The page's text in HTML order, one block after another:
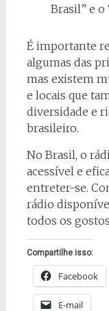
Brasil” e o
É importante
algumas das
mas existem
e locais que
diversidade e
brasileiro.
No Brasil, o
acessível e
entreter-se.
rádio
todos os
Compartilhe isso:
Facebook
E-mail